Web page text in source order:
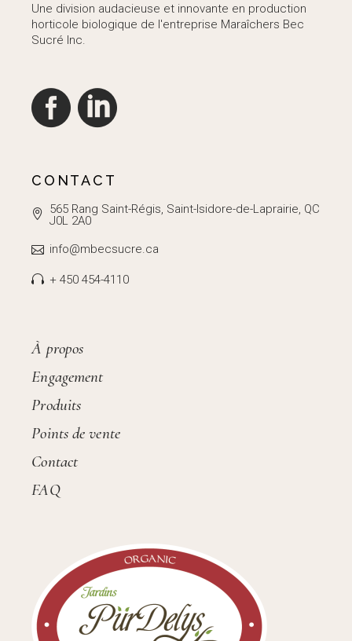
Une division audacieuse et innovante en production
horticole biologique de l'entreprise Maraîchers Bec
Sucré Inc.
CONTACT
565 Rang Saint-Régis, Saint-Isidore-de-Laprairie, QC
J0L 2A0
info@mbecsucre.ca
+ 450 454-4110
À propos
Engagement
Produits
Points de vente
Contact
FAQ